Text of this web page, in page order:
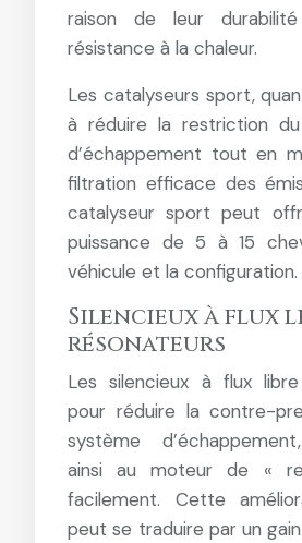
raison de leur
résistance à la chaleur.
Les catalyseurs sport,
à réduire la restriction
d’échappement tout en
filtration efficace des
catalyseur sport peut
puissance de 5 à 15
véhicule et la configuration.
Silencieux à flux
résonateurs
Les silencieux à flux
pour réduire la contre-
système
ainsi au moteur de «
facilement. Cette
peut se traduire par un